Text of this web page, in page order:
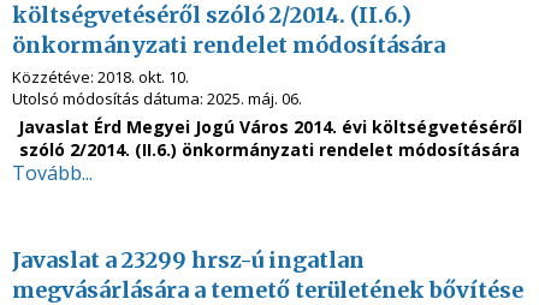
költségvetéséről szóló 2/2014. (II.6.)
önkormányzati rendelet módosítására
Közzétéve: 2018. okt. 10.
Utolsó módosítás dátuma: 2025. máj. 06.
Javaslat Érd Megyei Jogú Város 2014. évi költségvetéséről
szóló 2/2014. (II.6.) önkormányzati rendelet módosítására
Tovább...
Javaslat a 23299 hrsz-ú ingatlan
megvásárlására a temető területének bővítése